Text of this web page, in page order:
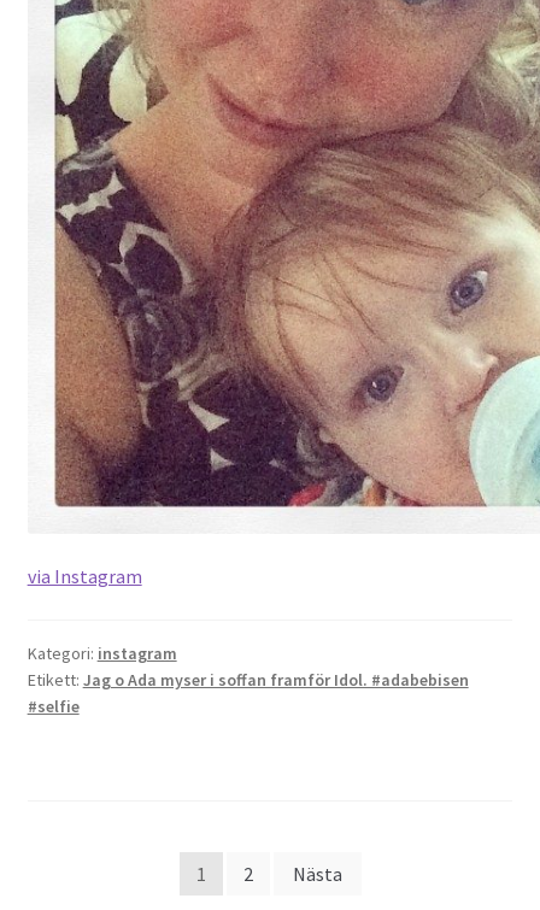
via Instagram
Kategori: instagram
Etikett: Jag o Ada myser i soffan framför Idol. #adabebisen
#selfie
Sidnumrering
1 2 Nästa